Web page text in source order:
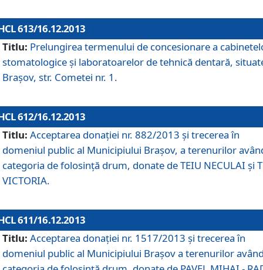
613/16.12.2013
Titlu: Prelungirea termenului de concesionare a
stomatologice şi laboratoarelor de tehnică dentară,
Braşov, str. Cometei nr. 1.
612/16.12.2013
Titlu: Acceptarea donaţiei nr. 882/2013 şi trecerea în
domeniul public al Municipiului Braşov, a terenurilor
categoria de folosinţă drum, donate de TEIU NECULAI şi
VICTORIA.
611/16.12.2013
Titlu: Acceptarea donaţiei nr. 1517/2013 şi trecerea în
domeniul public al Municipiului Braşov a terenurilor